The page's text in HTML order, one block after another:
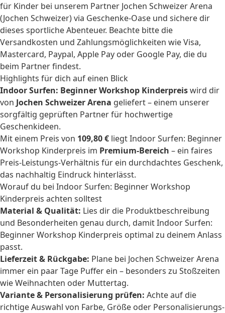
für Kinder bei unserem Partner Jochen Schweizer Arena
(Jochen Schweizer) via Geschenke-Oase und sichere dir
dieses sportliche Abenteuer. Beachte bitte die
Versandkosten und Zahlungsmöglichkeiten wie Visa,
Mastercard, Paypal, Apple Pay oder Google Pay, die du
beim Partner findest.
Highlights für dich auf einen Blick
Indoor Surfen: Beginner Workshop Kinderpreiswird dir
von Jochen Schweizer Arena geliefert – einem unserer
sorgfältig geprüften Partner für hochwertige
Geschenkideen.
Mit einem Preis von 109,80 € liegt Indoor Surfen: Beginner
Workshop Kinderpreis im Premium-Bereich – ein faires
Preis-Leistungs-Verhältnis für ein durchdachtes Geschenk,
das nachhaltig Eindruck hinterlässt.
Worauf du bei Indoor Surfen: Beginner Workshop
Kinderpreis achten solltest
Material & Qualität: Lies dir die Produktbeschreibung
und Besonderheiten genau durch, damit Indoor Surfen:
Beginner Workshop Kinderpreis optimal zu deinem Anlass
passt.
Lieferzeit & Rückgabe: Plane bei Jochen Schweizer Arena
immer ein paar Tage Puffer ein – besonders zu Stoßzeiten
wie Weihnachten oder Muttertag.
Variante & Personalisierung prüfen: Achte auf die
richtige Auswahl von Farbe, Größe oder Personalisierungs-